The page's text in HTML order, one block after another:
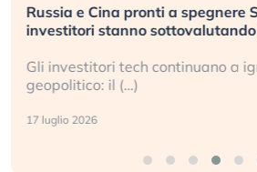
Russia e Cina pronti a spegnere
investitori stanno sottovalutando
Gli investitori tech continuano a
geopolitico: il (…)
17 luglio 2026